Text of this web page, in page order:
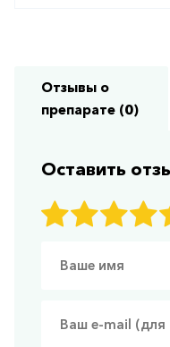
Отзывы о
препарате (0)
Оставить